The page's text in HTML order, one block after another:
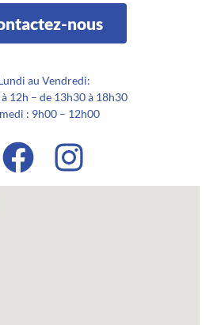
au Vendredi:
12h – de 13h30 à 18h30
: 9h00 – 12h00
nous